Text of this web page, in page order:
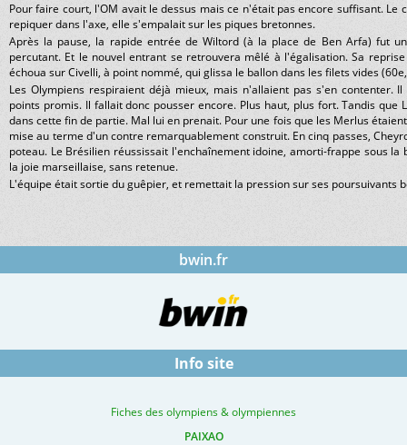
Pour faire court, l'OM avait le dessus mais ce n'était pas encore suffisant.
repiquer dans l'axe, elle s'empalait sur les piques bretonnes.
Après la pause, la rapide entrée de Wiltord (à la place de Ben Arfa) fut
percutant. Et le nouvel entrant se retrouvera mêlé à l'égalisation. Sa
échoua sur Civelli, à point nommé, qui glissa le ballon dans les filets vides
Les Olympiens respiraient déjà mieux, mais n'allaient pas s'en contenter.
points promis. Il fallait donc pousser encore. Plus haut, plus fort. Tandis que
dans cette fin de partie. Mal lui en prenait. Pour une fois que les Merlus
mise au terme d'un contre remarquablement construit. En cinq passes,
poteau. Le Brésilien réussissait l'enchaînement idoine, amorti-frappe sous
la joie marseillaise, sans retenue.
L'équipe était sortie du guêpier, et remettait la pression sur ses poursuivants
bwin.fr
Info site
Fiches des olympiens & olympiennes
PAIXAO